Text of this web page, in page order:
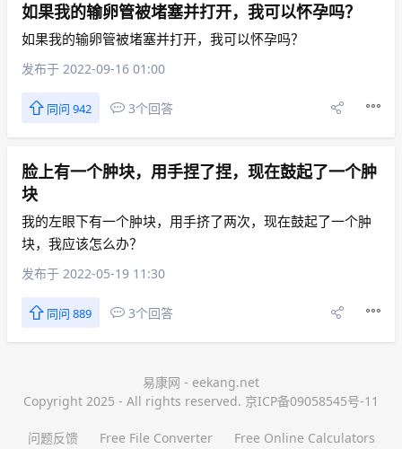
如果我的输卵管被堵塞并打开，我可以怀孕吗？
如果我的输卵管被堵塞并打开，我可以怀孕吗？
发布于 2022-09-16 01:00
同问 942 3个回答
脸上有一个肿块，用手捏了捏，现在鼓起了一个肿
块
我的左眼下有一个肿块，用手挤了两次，现在鼓起了一个肿
块，我应该怎么办？
发布于 2022-05-19 11:30
同问 889 3个回答
易康网 - eekang.net
Copyright 2025 - All rights reserved. 京ICP备09058545号-11
问题反馈 Free File Converter Free Online Calculators